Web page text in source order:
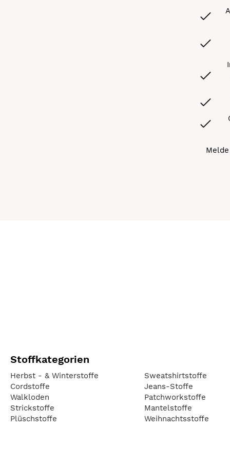
Stoffkategorien
Herbst - & Winterstoffe
Cordstoffe
Walkloden
Strickstoffe
Plüschstoffe
Sweatshirtstoffe
Jeans-Stoffe
Patchworkstoffe
Mantelstoffe
Weihnachtsstoffe